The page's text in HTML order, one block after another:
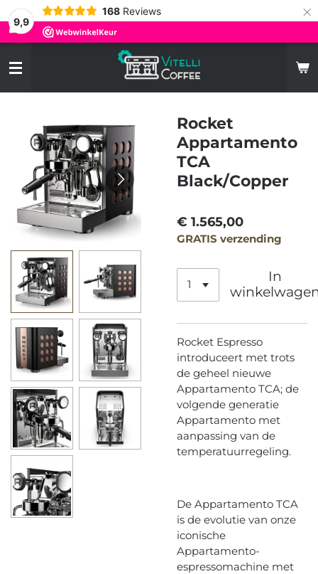
9,9
168 Reviews ×
Rocket
Appartamento
TCA
Black/Copper
€ 1.565,00
GRATIS verzending
In
Rocket Espresso
introduceert met trots
de geheel nieuwe
Appartamento TCA; de
volgende generatie
Appartamento met
aanpassing van de
temperatuurregeling.
De Appartamento TCA
is de evolutie van onze
iconische
Appartamento-
espressomachine met